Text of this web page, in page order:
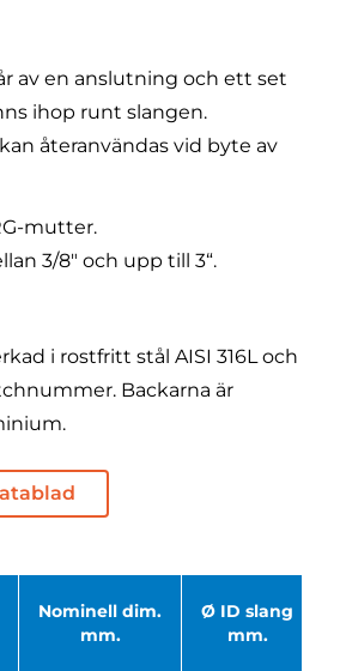
av en anslutning och ett set
ihop runt slangen.
återanvändas vid byte av
mutter.
3/8" och upp till 3“.
i rostfritt stål AISI 316L och
Backarna är
Nominell dim.
mm.
Ø ID slang
mm.